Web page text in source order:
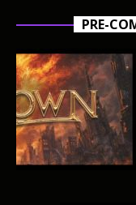
PRE-